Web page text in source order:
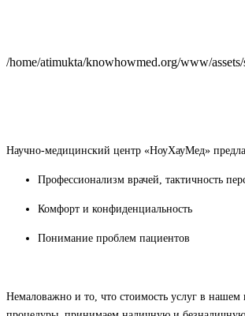
/home/atimukta/knowhowmed.org/www/
Научно-медицинский центр «НоуХауМед»
Профессионализм врачей, тактичность
Комфорт и конфиденциальность
Понимание проблем пациентов
Немаловажно и то, что стоимость услуг в нашем